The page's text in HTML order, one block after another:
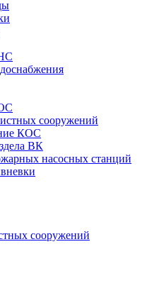
сооружений
КОС
ВК
насосных станций
сооружений